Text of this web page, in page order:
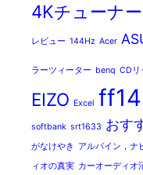
4Kチューナー
レビュー 144Hz Acer
ラーツィーター benq CDリ
EIZO Excel ff14
softbank srt1633 おす
がなけやき
アルパイン，ナ
ィオの真実 カーオーディオ